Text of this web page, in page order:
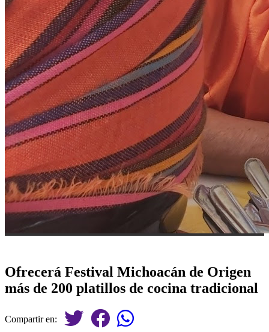
Ofrecerá Festival Michoacán de Origen
más de 200 platillos de cocina tradicional
Compartir en: